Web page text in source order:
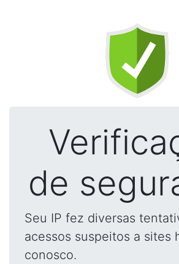
de
Seu IP fez diversas
acessos suspeitos a sites
conosco.